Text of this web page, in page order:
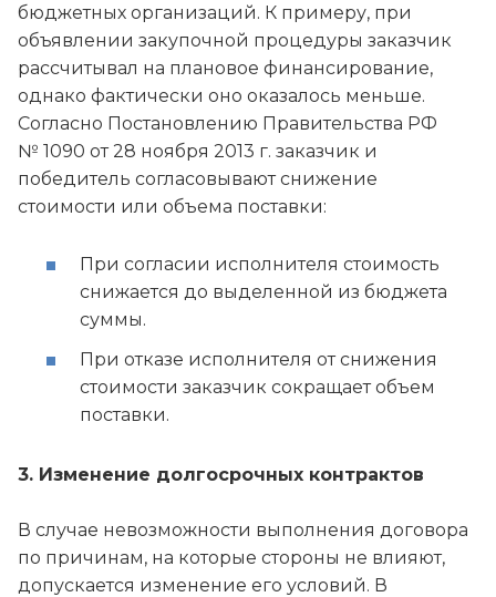
бюджетных организаций. К примеру, при
объявлении закупочной процедуры заказчик
рассчитывал на плановое финансирование,
однако фактически оно оказалось меньше.
Согласно Постановлению Правительства РФ
№ 1090 от 28 ноября 2013 г. заказчик и
победитель согласовывают снижение
стоимости или объема поставки:
При согласии исполнителя стоимость
снижается до выделенной из бюджета
суммы.
При отказе исполнителя от снижения
стоимости заказчик сокращает объем
поставки.
3. Изменение долгосрочных контрактов
В случае невозможности выполнения договора
по причинам, на которые стороны не влияют,
допускается изменение его условий. В